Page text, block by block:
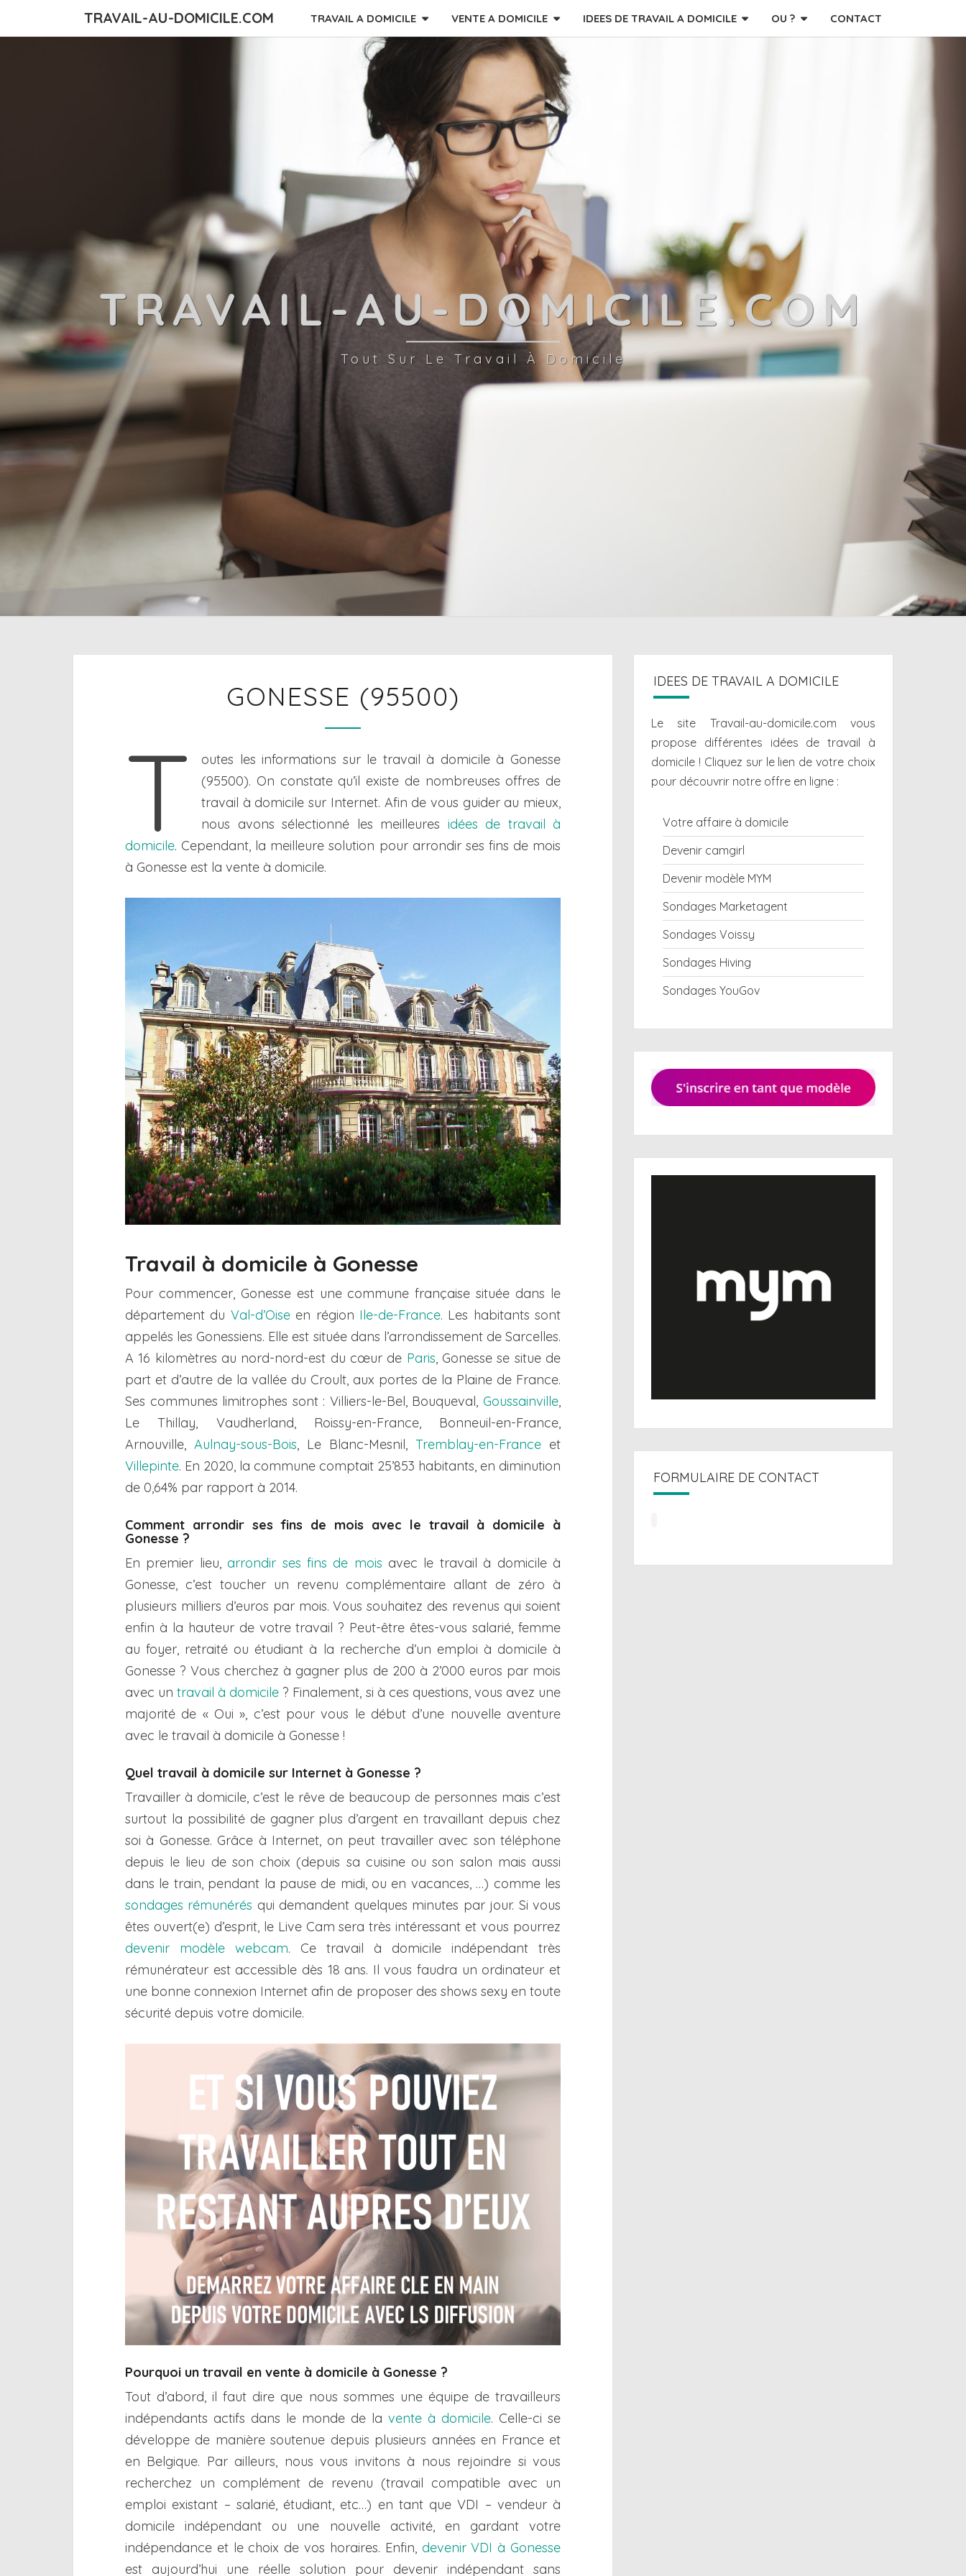
TRAVAIL-AU-DOMICILE.COM TRAVAIL A DOMICILE VENTE A DOMICILE IDEES DE TRAVAIL A DOMICILE OU ? CONTACT
TRAVAIL-AU-DOMICILE.COM
Tout Sur Le Travail À Domicile
(95500)
GONESSE (95500)
T
outes les informations sur le travail à domicile à Gonesse
(95500). On constate qu’il existe de nombreuses offres de
travail à domicile sur Internet. Afin de vous guider au mieux,
nous avons sélectionné les meilleures idées de travail à
domicile. Cependant, la meilleure solution pour arrondir ses fins de mois
à Gonesse est la vente à domicile.
Travail à domicile à Gonesse
Pour commencer, Gonesse est une commune française située dans le
département du Val-d’Oiseen région Ile-de-France. Les habitants sont
appelés les Gonessiens. Elle est située dans l’arrondissement de Sarcelles.
A 16 kilomètres au nord-nord-est du cœur de Paris, Gonesse se situe de
part et d’autre de la vallée du Croult, aux portes de la Plaine de France.
Ses communes limitrophes sont : Villiers-le-Bel, Bouqueval, Goussainville,
Le Thillay, Vaudherland, Roissy-en-France, Bonneuil-en-France,
Arnouville, Aulnay-sous-Bois, Le Blanc-Mesnil, Tremblay-en-France et
Villepinte. En 2020, la commune comptait 25’853 habitants, en diminution
de 0,64% par rapport à 2014.
Comment arrondir ses fins de mois avec le travail à domicile à
Gonesse ?
En premier lieu, arrondir ses fins de mois avec le travail à domicile à
Gonesse, c’est toucher un revenu complémentaire allant de zéro à
plusieurs milliers d’euros par mois. Vous souhaitez des revenus qui soient
enfin à la hauteur de votre travail ? Peut-être êtes-vous salarié, femme
au foyer, retraité ou étudiant à la recherche d’un emploi à domicile à
Gonesse ? Vous cherchez à gagner plus de 200 à 2’000 euros par mois
avec untravail à domicile ? Finalement, si à ces questions, vous avez une
majorité de « Oui », c’est pour vous le début d’une nouvelle aventure
avec le travail à domicile à Gonesse !
Quel travail à domicile sur Internet à Gonesse ?
Travailler à domicile, c’est le rêve de beaucoup de personnes mais c’est
surtout la possibilité de gagner plus d’argent en travaillant depuis chez
soi à Gonesse. Grâce à Internet, on peut travailler avec son téléphone
depuis le lieu de son choix (depuis sa cuisine ou son salon mais aussi
dans le train, pendant la pause de midi, ou en vacances, …) comme les
sondages rémunérés qui demandent quelques minutes par jour. Si vous
êtes ouvert(e) d’esprit, le Live Cam sera très intéressant et vous pourrez
devenir modèle webcam. Ce travail à domicile indépendant très
rémunérateur est accessible dès 18 ans. Il vous faudra un ordinateur et
une bonne connexion Internet afin de proposer des shows sexy en toute
sécurité depuis votre domicile.
Pourquoi un travail en vente à domicile à Gonesse ?
Tout d’abord, il faut dire que nous sommes une équipe de travailleurs
indépendants actifs dans le monde de la vente à domicile. Celle-ci se
développe de manière soutenue depuis plusieurs années en France et
en Belgique. Par ailleurs, nous vous invitons à nous rejoindre si vous
recherchez un complément de revenu (travail compatible avec un
emploi existant – salarié, étudiant, etc…) en tant que VDI – vendeur à
domicile indépendant ou une nouvelle activité, en gardant votre
indépendance et le choix de vos horaires. Enfin, devenir VDI à Gonesse
est aujourd’hui une réelle solution pour devenir indépendant sans
IDEES DE TRAVAIL A DOMICILE
Le site Travail-au-domicile.com vous
propose différentes idées de travail à
domicile ! Cliquez sur le lien de votre choix
pour découvrir notre offre en ligne :
Votre affaire à domicile
Devenir camgirl
Devenir modèle MYM
Sondages Marketagent
Sondages Voissy
Sondages Hiving
Sondages YouGov
FORMULAIRE DE CONTACT